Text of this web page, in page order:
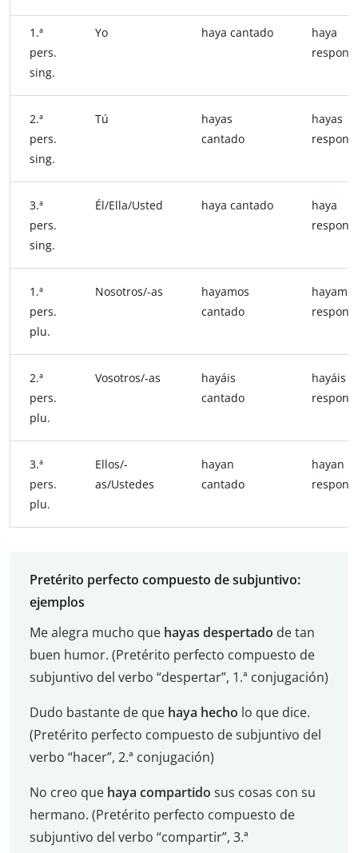
1.ª
pers.
sing.
Yo haya cantado
haya
2.ª
pers.
sing.
Tú
hayas
cantado
hayas
3.ª
pers.
sing.
Él/Ella/Usted haya cantado
haya
1.ª
pers.
plu.
Nosotros/-as
hayamos
cantado
2.ª
pers.
plu.
Vosotros/-as
hayáis
cantado
hayáis
3.ª
pers.
plu.
Ellos/-
as/Ustedes
hayan
cantado
hayan
Pretérito perfecto compuesto de subjuntivo:
ejemplos
Me alegra mucho que hayas despertado de tan
buen humor. (Pretérito perfecto compuesto de
subjuntivo del verbo “despertar”, 1.ª conjugación)
Dudo bastante de que haya hecho lo que dice.
(Pretérito perfecto compuesto de subjuntivo del
verbo “hacer”, 2.ª conjugación)
No creo que haya compartido sus cosas con su
hermano. (Pretérito perfecto compuesto de
subjuntivo del verbo “compartir”, 3.ª